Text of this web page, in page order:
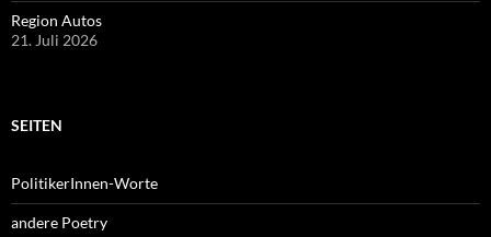
Region Autos
21. Juli 2026
SEITEN
PolitikerInnen-Worte
andere Poetry